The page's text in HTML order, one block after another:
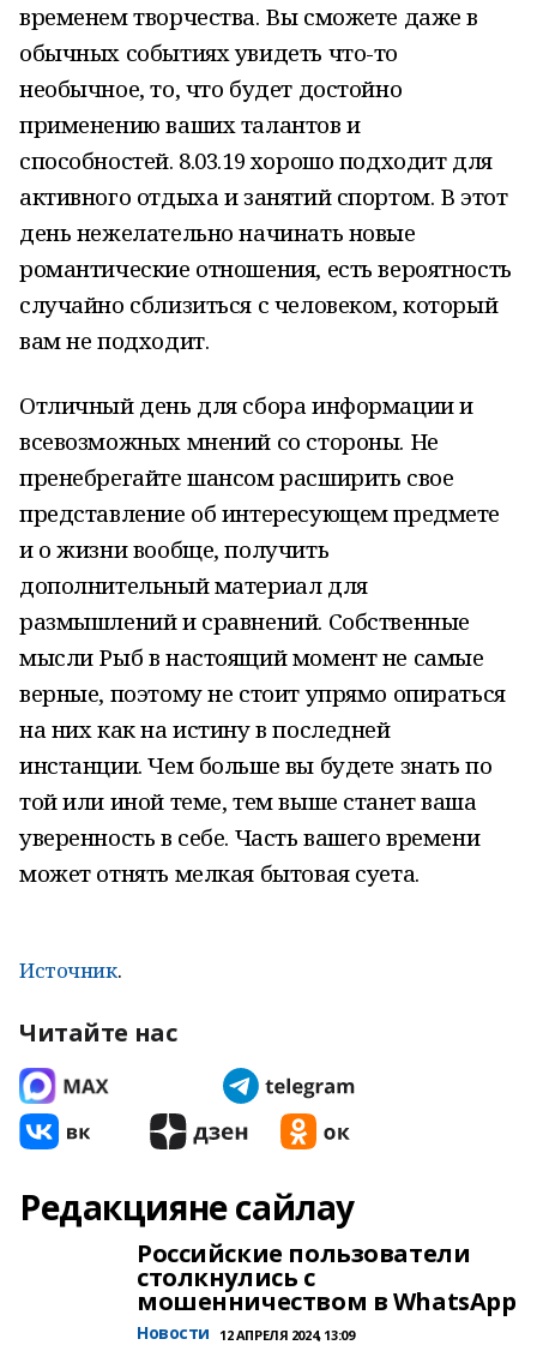
временем творчества. Вы сможете даже в
обычных событиях увидеть что-то
необычное, то, что будет достойно
применению ваших талантов и
способностей. 8.03.19 хорошо подходит для
активного отдыха и занятий спортом. В этот
день нежелательно начинать новые
романтические отношения, есть вероятность
случайно сблизиться с человеком, который
вам не подходит.
Отличный день для сбора информации и
всевозможных мнений со стороны. Не
пренебрегайте шансом расширить свое
представление об интересующем предмете
и о жизни вообще, получить
дополнительный материал для
размышлений и сравнений. Собственные
мысли Рыб в настоящий момент не самые
верные, поэтому не стоит упрямо опираться
на них как на истину в последней
инстанции. Чем больше вы будете знать по
той или иной теме, тем выше станет ваша
уверенность в себе. Часть вашего времени
может отнять мелкая бытовая суета.
Источник.
Читайте нас
Редакцияне сайлау
Российские пользователи
столкнулись с
мошенничеством в WhatsApp
Новости 12 АПРЕЛЯ 2024, 13:09